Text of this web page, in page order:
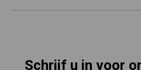
Schrijf u in voor